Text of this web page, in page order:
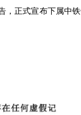
正式宣布下属中